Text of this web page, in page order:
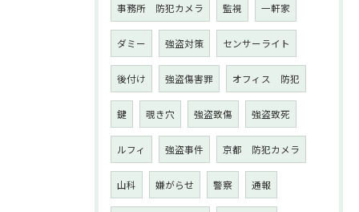
事務所 防犯カメラ 監視 一軒家
ダミー 強盗対策 センサーライト
後付け 強盗傷害罪 オフィス 防犯
鍵 覗き穴 強盗致傷 強盗致死
ルフィ 強盗事件 京都 防犯カメラ
山科 嫌がらせ 警察 通報